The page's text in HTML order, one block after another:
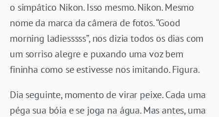
o simpático Nikon. Isso mesmo. Nikon. Mesmo
nome da marca da câmera de fotos. “Good
morning ladiesssss”, nos dizia todos os dias com
um sorriso alegre e puxando uma voz bem
fininha como se estivesse nos imitando. Figura.
Dia seguinte, momento de virar peixe. Cada uma
péga sua bóia e se joga na água. Mas antes, uma